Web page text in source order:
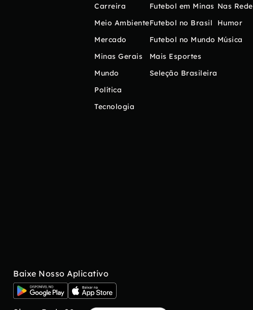
Carreira
Meio Ambiente
Mercado
Minas Gerais
Mundo
Política
Tecnologia
Futebol em Minas
Futebol no Brasil
Futebol no Mundo
Mais Esportes
Seleção Brasileira
Nas
Humor
Música
Baixe Nosso Aplicativo